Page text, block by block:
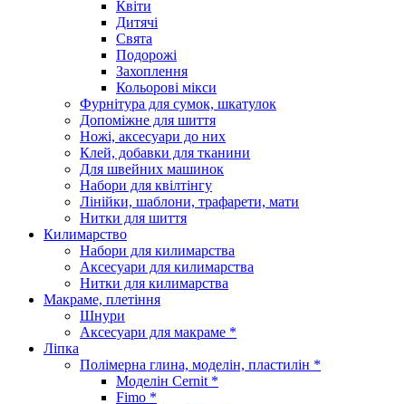
Квіти
Дитячі
Свята
Подорожі
Захоплення
Кольорові мікси
Фурнітура для сумок, шкатулок
Допоміжне для шиття
Ножі, аксесуари до них
Клей, добавки для тканини
Для швейних машинок
Набори для квілтінгу
Лінійки, шаблони, трафарети, мати
Нитки для шиття
Килимарство
Набори для килимарства
Аксесуари для килимарства
Нитки для килимарства
Макраме, плетіння
Шнури
Аксесуари для макраме *
Ліпка
Полімерна глина, моделін, пластилін *
Моделін Cernit *
Fimo *